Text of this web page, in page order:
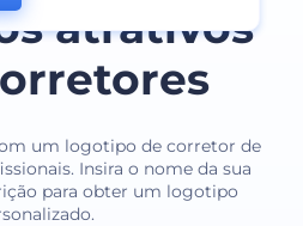
atrativos
um logotipo de corretor de
Insira o nome da sua
para obter um logotipo